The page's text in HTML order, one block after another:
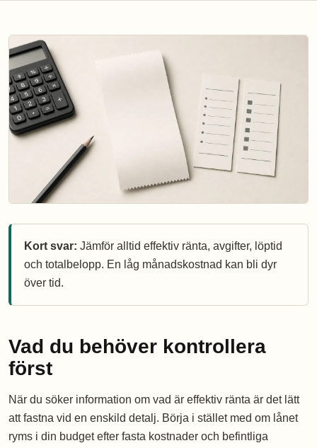
Kort svar: Jämför alltid effektiv ränta, avgifter, löptid
och totalbelopp. En låg månadskostnad kan bli dyr
över tid.
Vad du behöver kontrollera
först
När du söker information om vad är effektiv ränta är det lätt
att fastna vid en enskild detalj. Börja i stället med om lånet
ryms i din budget efter fasta kostnader och befintliga